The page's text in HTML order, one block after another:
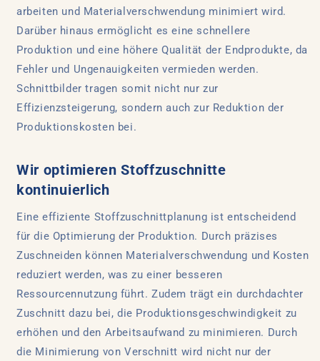
arbeiten und Materialverschwendung minimiert wird.
Darüber hinaus ermöglicht es eine schnellere
Produktion und eine höhere Qualität der Endprodukte, da
Fehler und Ungenauigkeiten vermieden werden.
Schnittbilder tragen somit nicht nur zur
Effizienzsteigerung, sondern auch zur Reduktion der
Produktionskosten bei.
Wir optimieren Stoffzuschnitte
kontinuierlich
Eine effiziente Stoffzuschnittplanung ist entscheidend
für die Optimierung der Produktion. Durch präzises
Zuschneiden können Materialverschwendung und Kosten
reduziert werden, was zu einer besseren
Ressourcennutzung führt. Zudem trägt ein durchdachter
Zuschnitt dazu bei, die Produktionsgeschwindigkeit zu
erhöhen und den Arbeitsaufwand zu minimieren. Durch
die Minimierung von Verschnitt wird nicht nur der